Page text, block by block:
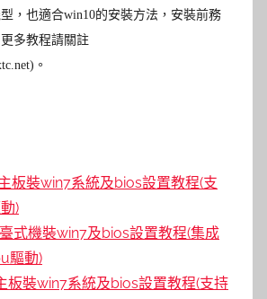
，也適合win10的安裝方法，安裝前務
多教程請關註
。
板裝win7系統及bios設置教程(支
)
式機裝win7及bios設置教程(集成
驅動)
板裝win7系統及bios設置教程(支持